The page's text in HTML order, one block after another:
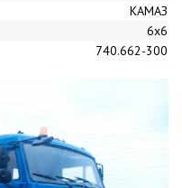
КАМАЗ
6x6
740.662-300